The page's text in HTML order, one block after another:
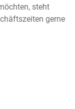
steht
gerne